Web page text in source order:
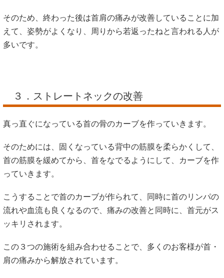
そのため、終わった後は首肩の痛みが改善していることに加
えて、姿勢がよくなり、周りから若返ったねと言われる人が
多いです。
３．ストレートネックの改善
真っ直ぐになっている首の骨のカーブを作っていきます。
そのためには、固くなっている背中の筋膜を柔らかくして、
首の筋膜を緩めてから、首をなでるようにして、カーブを作
っていきます。
こうすることで首のカーブが作られて、同時に首のリンパの
流れや血流も良くなるので、痛みの改善と同時に、首元がス
ッキリされます。
この３つの施術を組み合わせることで、多くのお客様が首・
肩の痛みから解放されています。